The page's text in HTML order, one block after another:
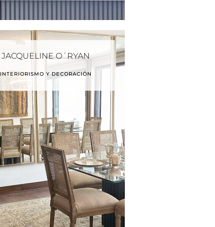
JACQUELINE O´RYAN
INTERIORISMO Y DECORACIÓN